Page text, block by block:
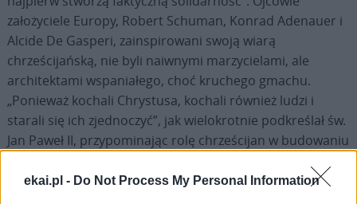
ekai.pl - Do Not Process My Personal Information
założyciele Europy, Robert Schuman, Konrad Adenauer i
Alcide De Gasperi, zainspirowani swoją wiarą
chrześcijańską, nie byli naiwnymi marzycielami, ale
architektami wspaniałego, choć kruchego gmachu.
„Ponieważ kochali Chrystusa, kochali również ludzi i
starali się ich zjednoczyć”, jak wielokrotnie podkreślał św.
Jan Paweł II, przypominając rolę chrześcijan w budowaniu